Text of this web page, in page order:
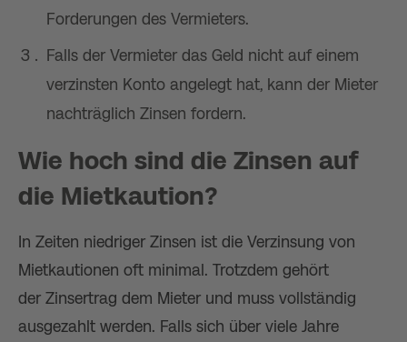
Forderungen des Vermieters.
Falls der Vermieter das Geld nicht auf einem
verzinsten Konto angelegt hat, kann der Mieter
nachträglich Zinsen fordern.
Wie hoch sind die Zinsen auf
die Mietkaution?
In Zeiten niedriger Zinsen ist die Verzinsung von
Mietkautionen oft minimal. Trotzdem gehört
der Zinsertrag dem Mieter und muss vollständig
ausgezahlt werden. Falls sich über viele Jahre